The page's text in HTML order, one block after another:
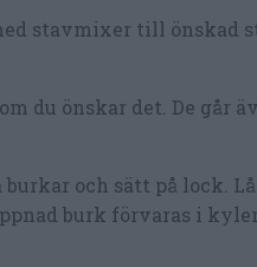
stavmixer till önskad
du önskar det. De går
och sätt på lock.
burk förvaras i